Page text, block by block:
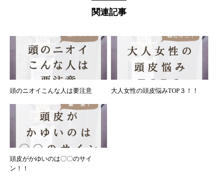
関連記事
頭のニオイこんな人は要注意 大人女性の頭皮悩みTOP３！！
頭皮がかゆいのは〇〇のサイ
ン！！